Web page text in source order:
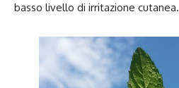
basso livello di irritazione cutanea.